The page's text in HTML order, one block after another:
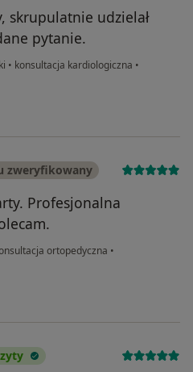
skrupulatnie udzielał
pytanie.
• konsultacja kardiologiczna •
zweryfikowany
Profesjonalna
ortopedyczna •